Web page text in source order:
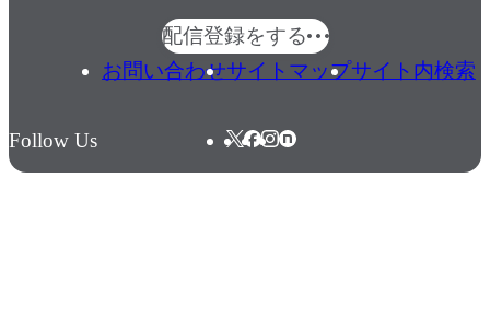
配信登録をする
お問い合わせサイトマップサイト内検索
Follow Us